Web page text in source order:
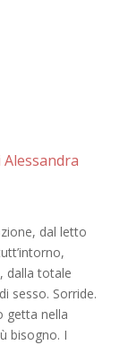
Alessandra
dal letto
dalla totale
sesso. Sorride.
getta nella
bisogno. I